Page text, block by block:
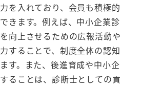
を入れており、会員も積極的
きます。例えば、中小企業診
向上させるための広報活動や
することで、制度全体の認知
す。また、後進育成や中小企
ることは、診断士としての貢